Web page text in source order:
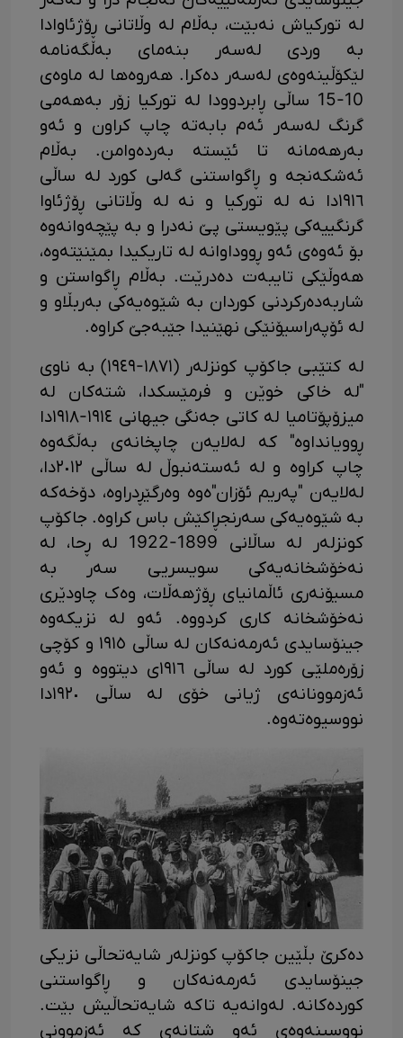
لە تورکیاش نەبێت، بەڵام لە وڵاتانی ڕۆژئاوادا
بە وردی لەسەر بنەمای بەڵگەنامە
لێکۆڵینەوەی لەسەر دەکرا. هەروەها له ماوەی
10-15 ساڵی ڕابردوودا له تورکیا زۆر بەهەمی
گرنگ لەسەر ئەم بابەته چاپ کراون و ئەو
بەرهەمانه تا ئێسته بەردەوامن. بەڵام
ئەشکەنجە و ڕاگواستنی گەلی کورد لە ساڵی
١٩١٦دا نە لە تورکیا و نە لە وڵاتانی ڕۆژئاوا
گرنگییەکی پێویستی پێ نەدرا و بە پێچەوانەوە
بۆ ئەوەی ئەو ڕووداوانە لە تاریکیدا بمێنێتەوە،
هەوڵێکی تایبەت دەدرێت. بەڵام ڕاگواستن و
شاربەدەرکردنی کوردان بە شێوەیەکی بەربڵاو و
لە ئۆپەراسیۆنێکی نهێنیدا جێبەجێ کراوە.
لە کتێبی جاکۆپ کونزلەر (١٨٧١-١٩٤٩) بە ناوی
"لە خاکی خوێن و فرمێسکدا، شتەکان لە
میزۆپۆتامیا لە کاتی جەنگی جیهانی ١٩١٤-١٩١٨دا
ڕوویانداوە" کە لەلایەن چاپخانەی بەڵگەوە
چاپ کراوە و لە ئەستەنبوڵ لە ساڵی ٢٠١٢دا،
لەلایەن "پەریم ئۆزان"ەوە وەرگێڕدراوە، دۆخەکە
بە شێوەیەکی سەرنجڕاکێش باس کراوە. جاکۆپ
کونزلەر لە ساڵانی 1899-1922 لە ڕحا، لە
نەخۆشخانەیەکی سویسریی سەر بە
مسیۆنەری ئاڵمانیای ڕۆژهەڵات، وەک چاودێری
نەخۆشخانە کاری کردووە. ئەو لە نزیکەوە
جینۆسایدی ئەرمەنەکان لە ساڵی ١٩١٥ و کۆچی
زۆرەملێی کورد لە ساڵی ١٩١٦ی دیتووە و ئەو
ئەزموونانەی ژیانی خۆی لە ساڵی ١٩٢٠دا
نووسیوەتەوە.
دەکرێ بڵێین جاکۆپ کونزلەر شایەتحاڵی نزیکی
جینۆسایدی ئەرمەنەکان و ڕاگواستنی
کوردەکانە. لەوانەیە تاکە شایەتحاڵیش بێت.
نووسینەوەی ئەو شتانەی کە ئەزموونی